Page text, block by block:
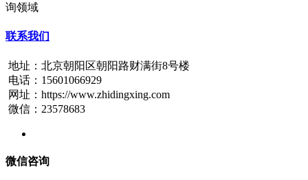
询领域
联系我们
地址：北京朝阳区朝阳路财满街8号楼
电话：15601066929
网址：https://www.zhidingxing.com
微信：23578683
微信咨询